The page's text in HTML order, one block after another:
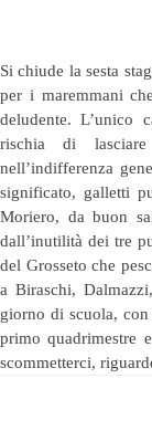
Si chiude la sesta
per i maremmani
deludente. L’unico
rischia di
nell’indifferenza
significato, galletti
Moriero, da buon
dall’inutilità dei tre
del Grosseto che
a Biraschi,
giorno di scuola,
primo quadrimestre
scommetterci,